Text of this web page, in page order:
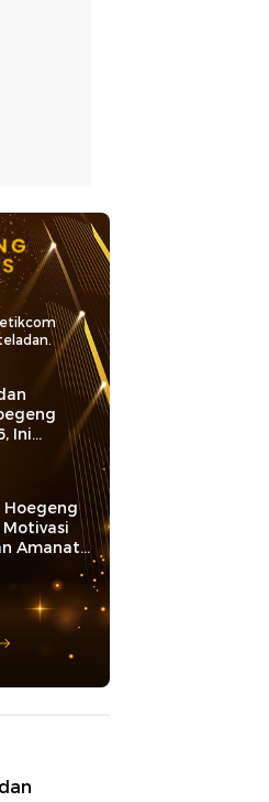
Ini
Kiprahnya
Hoegeng
Amanat